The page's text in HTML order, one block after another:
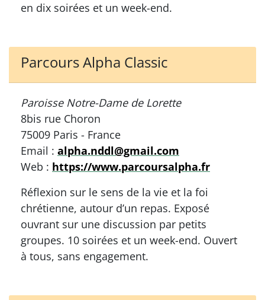
en dix soirées et un week-end.
Parcours Alpha Classic
Paroisse Notre-Dame de Lorette
8bis rue Choron
75009 Paris - France
Email : alpha.nddl@gmail.com
Web : https://www.parcoursalpha.fr
Réflexion sur le sens de la vie et la foi
chrétienne, autour d’un repas. Exposé
ouvrant sur une discussion par petits
groupes. 10 soirées et un week-end. Ouvert
à tous, sans engagement.